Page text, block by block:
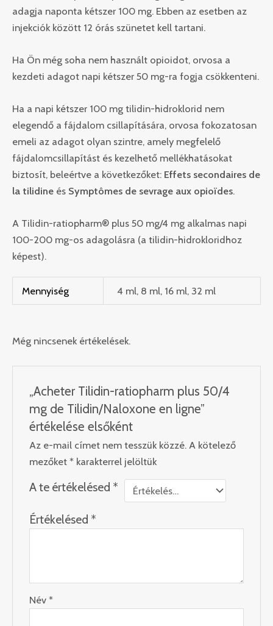
adagja naponta kétszer 100 mg. Ebben az esetben az
injekciók között 12 órás szünetet kell tartani.
Ha Ön még soha nem használt opioidot, orvosa a
kezdeti adagot napi kétszer 50 mg-ra fogja csökkenteni.
Ha a napi kétszer 100 mg tilidin-hidroklorid nem
elegendő a fájdalom csillapítására, orvosa fokozatosan
emeli az adagot olyan szintre, amely megfelelő
fájdalomcsillapítást és kezelhető mellékhatásokat
biztosít, beleértve a következőket: Effets secondaires de
la tilidine és Symptômes de sevrage aux opioïdes.
A Tilidin-ratiopharm® plus 50 mg/4 mg alkalmas napi
100-200 mg-os adagolásra (a tilidin-hidrokloridhoz
képest).
Mennyiség 4 ml, 8 ml, 16 ml, 32 ml
Még nincsenek értékelések.
„Acheter Tilidin-ratiopharm plus 50/4
mg de Tilidin/Naloxone en ligne”
értékelése elsőként
Az e-mail címet nem tesszük közzé. A kötelező
mezőket* karakterrel jelöltük
A te értékelésed *
Értékelésed *
Név*